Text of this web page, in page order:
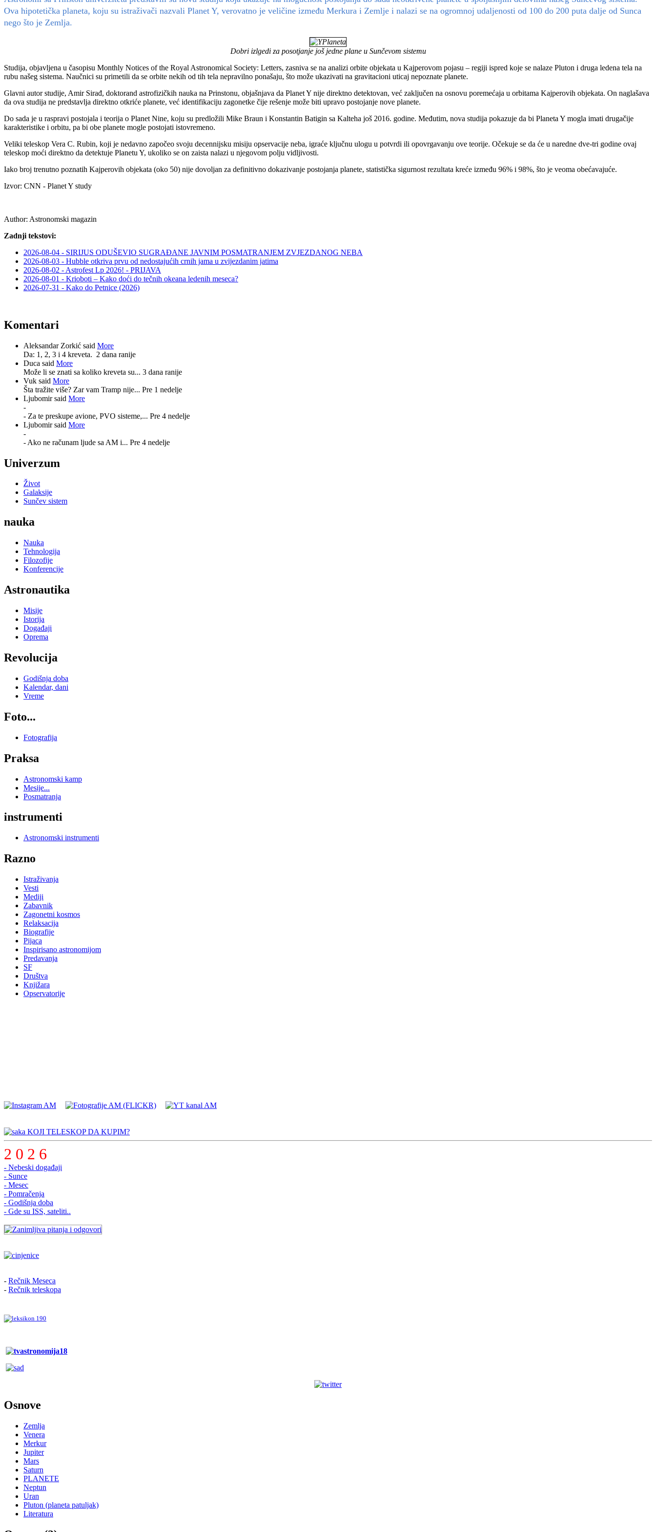
Ova hipotetička planeta, koju su istraživači nazvali Planet Y, verovatno je veličine između Merkura i Zemlje i nalazi se na ogromnoj udaljenosti od 100 do 200 puta dalje od Sunca
nego što je Zemlja.
Dobri izlgedi za posotjanje još jedne plane u Sunčevom sistemu
Studija, objavljena u časopisu Monthly Notices of the Royal Astronomical Society: Letters, zasniva se na analizi orbite objekata u Kajperovom pojasu – regiji ispred koje se nalaze Pluton i druga ledena tela na
rubu našeg sistema. Naučnici su primetili da se orbite nekih od tih tela nepravilno ponašaju, što može ukazivati na gravitacioni uticaj nepoznate planete.
Glavni autor studije, Amir Sirađ, doktorand astrofizičkih nauka na Prinstonu, objašnjava da Planet Y nije direktno detektovan, već zaključen na osnovu poremećaja u orbitama Kajperovih objekata. On naglašava
da ova studija ne predstavlja direktno otkriće planete, već identifikaciju zagonetke čije rešenje može biti upravo postojanje nove planete.
Do sada je u raspravi postojala i teorija o Planet Nine, koju su predložili Mike Braun i Konstantin Batigin sa Kalteha još 2016. godine. Međutim, nova studija pokazuje da bi Planeta Y mogla imati drugačije
karakteristike i orbitu, pa bi obe planete mogle postojati istovremeno.
Veliki teleskop Vera C. Rubin, koji je nedavno započeo svoju decennijsku misiju opservacije neba, igraće ključnu ulogu u potvrdi ili opovrgavanju ove teorije. Očekuje se da će u naredne dve-tri godine ovaj
teleskop moći direktno da detektuje Planetu Y, ukoliko se on zaista nalazi u njegovom polju vidljivosti.
Iako broj trenutno poznatih Kajperovih objekata (oko 50) nije dovoljan za definitivno dokazivanje postojanja planete, statistička sigurnost rezultata kreće između 96% i 98%, što je veoma obećavajuće.
Izvor: CNN - Planet Y study
Author: Astronomski magazin
Zadnji tekstovi:
2026-08-04 - SIRIJUS ODUŠEVIO SUGRAĐANE JAVNIM POSMATRANJEM ZVJEZDANOG NEBA
2026-08-03 - Hubble otkriva prvu od nedostajućih crnih jama u zvijezdanim jatima
2026-08-02 - Astrofest Lp 2026! - PRIJAVA
2026-08-01 - Krioboti – Kako doći do tečnih okeana ledenih meseca?
2026-07-31 - Kako do Petnice (2026)
Komentari
Aleksandar Zorkić said More
Da: 1, 2, 3 i 4 kreveta. 2 dana ranije
Duca said More
Može li se znati sa koliko kreveta su... 3 dana ranije
Vuk said More
Šta tražite više? Zar vam Tramp nije... Pre 1 nedelje
Ljubomir said More
-
- Za te preskupe avione, PVO sisteme,... Pre 4 nedelje
Ljubomir said More
-
- Ako ne računam ljude sa AM i... Pre 4 nedelje
Univerzum
Život
Galaksije
Sunčev sistem
nauka
Nauka
Tehnologija
Filozofije
Konferencije
Astronautika
Misije
Istorija
Događaji
Oprema
Revolucija
Godišnja doba
Kalendar, dani
Vreme
Foto...
Fotografija
Praksa
Astronomski kamp
Mesije...
Posmatranja
instrumenti
Astronomski instrumenti
Razno
Istraživanja
Vesti
Mediji
Zabavnik
Zagonetni kosmos
Relaksacija
Biografije
Pijaca
Inspirisano astronomijom
Predavanja
SF
Društva
Knjižara
Opservatorije
KOJI TELESKOP DA KUPIM?
2 0 2 6
- Nebeski događaji
- Sunce
- Mesec
- Pomračenja
- Godišnja doba
- Gde su ISS, sateliti..
- Rečnik Meseca
- Rečnik teleskopa
Osnove
Zemlja
Venera
Merkur
Jupiter
Mars
Saturn
PLANETE
Neptun
Uran
Pluton (planeta patuljak)
Literatura